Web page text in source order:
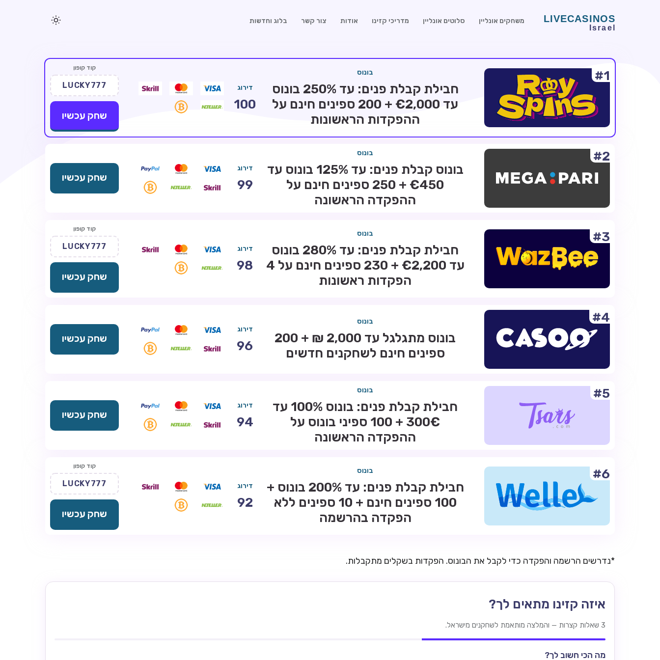
משחקים אונליין סלוטים אונליין מדריכי קזינו אודות צור קשר בלוג וחדשות
#1 בונוס
חבילת קבלת פנים: עד 250% בונוס
עד €2,000 + 200 ספינים חינם על
ההפקדות הראשונות
דירוג
100
קוד קופון
LUCKY777
שחק עכשיו
#2 בונוס
בונוס קבלת פנים: עד 125% בונוס עד
€450 + 250 ספינים חינם על
ההפקדה הראשונה
דירוג
99
שחק עכשיו
#3 בונוס
חבילת קבלת פנים: עד 280% בונוס
עד €2,200 + 230 ספינים חינם על 4
הפקדות ראשונות
דירוג
98
קוד קופון
LUCKY777
שחק עכשיו
#4 בונוס
בונוס מתגלגל עד 2,000 ₪ + 200
ספינים חינם לשחקנים חדשים
דירוג
96
שחק עכשיו
#5 בונוס
חבילת קבלת פנים: בונוס 100% עד
300€ + 100 ספיני בונוס על
ההפקדה הראשונה
דירוג
94
שחק עכשיו
#6 בונוס
חבילת קבלת פנים: עד 200% בונוס +
100 ספינים חינם + 10 ספינים ללא
הפקדה בהרשמה
דירוג
92
קוד קופון
LUCKY777
שחק עכשיו
*נדרשים הרשמה והפקדה כדי לקבל את הבונוס. הפקדות בשקלים מתקבלות.
איזה קזינו מתאים לך?
3 שאלות קצרות — והמלצה מותאמת לשחקנים מישראל.
מה הכי חשוב לך?